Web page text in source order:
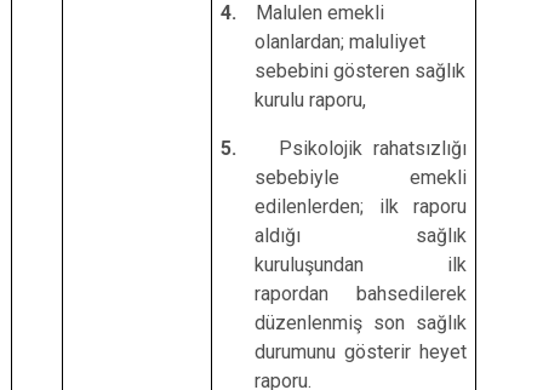
4. Malulen emekli
olanlardan; maluliyet
sebebini gösteren sağlık
kurulu raporu,
5. Psikolojik rahatsızlığı
sebebiyle emekli
edilenlerden; ilk raporu
aldığı sağlık
kuruluşundan ilk
rapordan bahsedilerek
düzenlenmiş son sağlık
durumunu gösterir heyet
raporu.